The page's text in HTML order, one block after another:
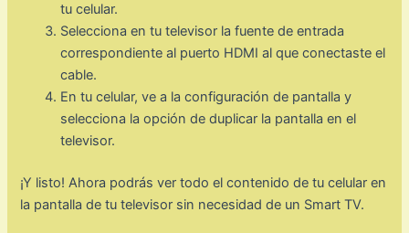
tu celular.
Selecciona en tu televisor la fuente de entrada
correspondiente al puerto HDMI al que conectaste el
cable.
En tu celular, ve a la configuración de pantalla y
selecciona la opción de duplicar la pantalla en el
televisor.
¡Y listo! Ahora podrás ver todo el contenido de tu celular en
la pantalla de tu televisor sin necesidad de un Smart TV.